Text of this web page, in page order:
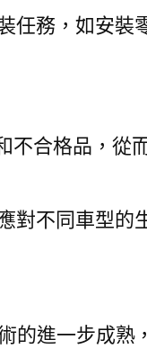
任務，如安裝
合格品，從
對不同車型的
的進一步成熟